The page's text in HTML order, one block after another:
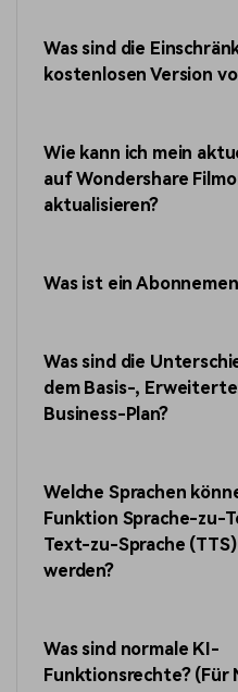
Was sind die
kostenlosen Version
Wie kann ich mein
auf Wondershare
aktualisieren?
Was ist ein
Was sind die
dem Basis-,
Business-Plan?
Welche Sprachen
Funktion Sprache-zu-
Text-zu-Sprache
werden?
Was sind normale KI-
Funktionsrechte? (Für